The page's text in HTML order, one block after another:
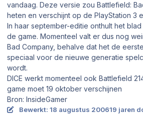
vandaag. Deze versie zou Battlefield:
heten en verschijnt op de PlayStation 3
In haar september-editie onthult het
de game. Momenteel valt er dus nog
Bad Company, behalve dat het de
speciaal voor de nieuwe generatie
wordt.
DICE werkt momenteel ook Battlefield
game moet 19 oktober verschijnen
Bron: InsideGamer
Bewerkt: 18 augustus 200619 jaren